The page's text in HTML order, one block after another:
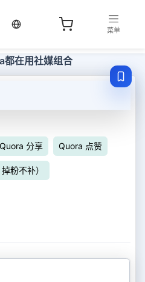
当前语言：中文
菜单
都在用社媒组合
Quora 分享 Quora 点赞
粉不补）